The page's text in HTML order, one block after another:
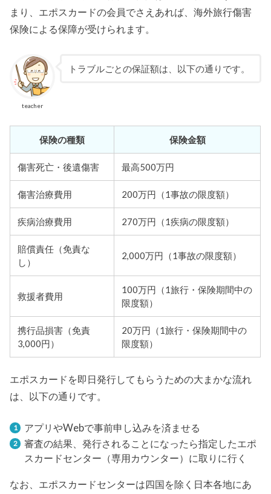
まり、エポスカードの会員でさえあれば、海外旅行傷害
保険による保障が受けられます。
teacher
トラブルごとの保証額は、以下の通りです。
保険の種類 保険金額
傷害死亡・後遺傷害 最高500万円
傷害治療費用 200万円（1事故の限度額）
疾病治療費用 270万円（1疾病の限度額）
賠償責任（免責な
し）
2,000万円（1事故の限度額）
救援者費用
100万円（1旅行・保険期間中の
限度額）
携行品損害（免責
3,000円）
20万円（1旅行・保険期間中の
限度額）
エポスカードを即日発行してもらうための大まかな流れ
は、以下の通りです。
アプリやWebで事前申し込みを済ませる
審査の結果、発行されることになったら指定したエポ
スカードセンター（専用カウンター）に取りに行く
なお、エポスカードセンターは四国を除く日本各地にあ